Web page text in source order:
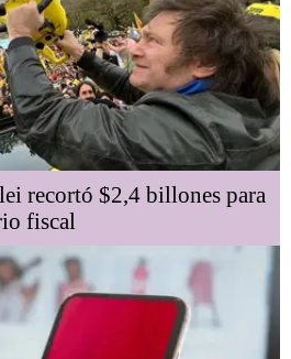
recortó $2,4 billones para
fiscal